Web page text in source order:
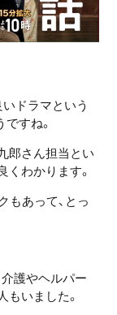
ドラマという
すね。
郎さん担当とい
くわかります。
もあって、とっ
護やヘルパー
いました。